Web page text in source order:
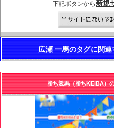
下記ボタンから 新規
広瀬 一馬のタグに関
勝ち競馬（勝ちKEIBA）